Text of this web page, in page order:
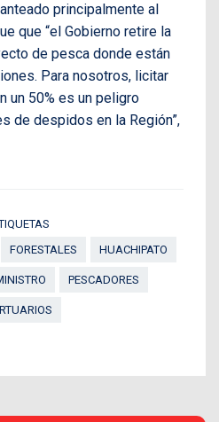
principalmente al
que “el Gobierno retire la
de pesca donde están
Para nosotros, licitar
un 50% es un peligro
de despidos en la Región”,
FORESTALES HUACHIPATO
PESCADORES